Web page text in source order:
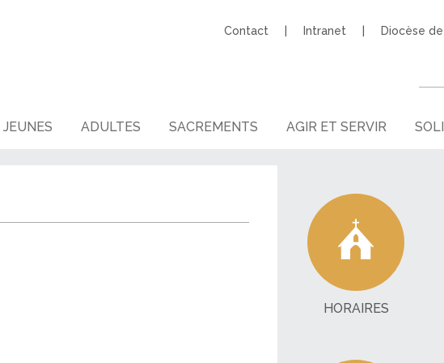
Contact Intranet Diocèse
JEUNES ADULTES SACREMENTS AGIR ET SERVIR
HORAIRES